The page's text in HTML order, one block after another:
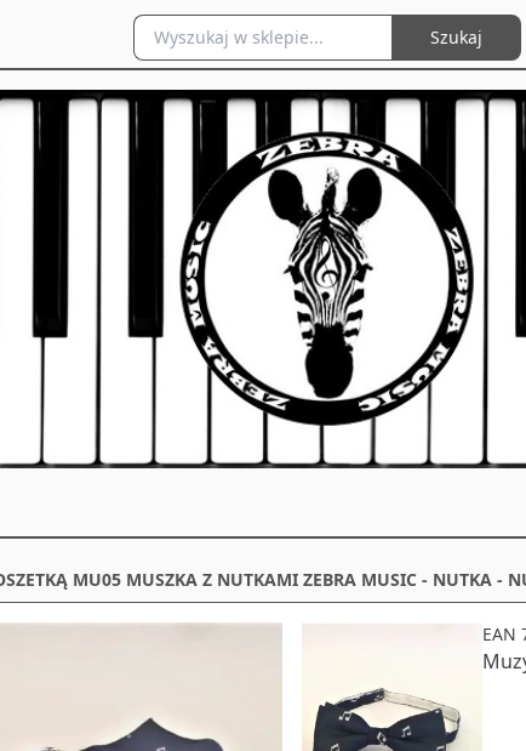
Szukaj
MU05 MUSZKA Z NUTKAMI ZEBRA MUSIC - NUTKA -
EAN